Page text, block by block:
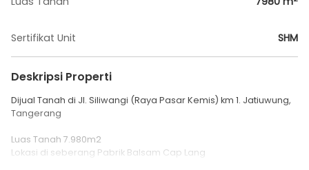
Sertifikat Unit SHM
Deskripsi Properti
Dijual Tanah di Jl. Siliwangi (Raya Pasar Kemis) km 1. Jatiuwung,
Tangerang
Luas Tanah 7.980m2
Lokasi di seberang Pabrik Balsam Cap Lang